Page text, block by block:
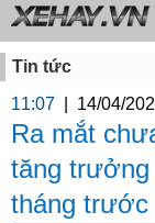
Tin tức
11:07
14/04/
Ra mắt
tăng
tháng trước